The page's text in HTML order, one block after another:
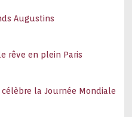
Augustins
rêve en plein Paris
la Journée Mondiale